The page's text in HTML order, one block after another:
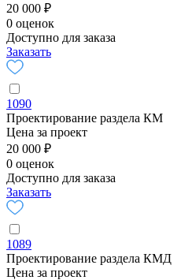
20 000 ₽
0 оценок
Доступно для заказа
Заказать
1090
Проектирование раздела КМ
Цена за проект
20 000 ₽
0 оценок
Доступно для заказа
Заказать
1089
Проектирование раздела КМД
Цена за проект